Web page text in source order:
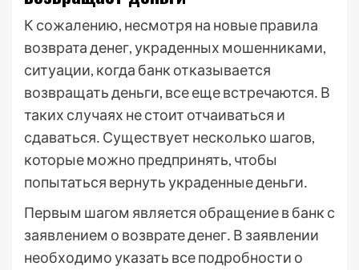
К сожалению, несмотря на новые правила
возврата денег, украденных мошенниками,
ситуации, когда банк отказывается
возвращать деньги, все еще встречаются․ В
таких случаях не стоит отчаиваться и
сдаваться․ Существует несколько шагов,
которые можно предпринять, чтобы
попытаться вернуть украденные деньги․
Первым шагом является обращение в банк с
заявлением о возврате денег․ В заявлении
необходимо указать все подробности о